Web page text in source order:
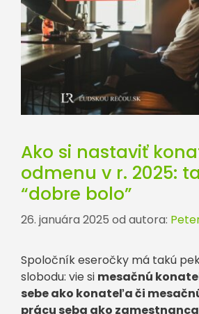
Ako si nastaviť
odmenu v r. 2025:
“dobre bolo”
26. januára 2025 od autora:
Spoločník eseročky má takú
slobodu: vie si mesačnú
sebe ako konateľa či
prácu seba ako